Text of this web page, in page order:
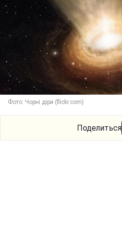
Фото: Чорні діри (flickr.com)
Поделиться